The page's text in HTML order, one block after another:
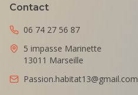
Contact
06 74 27 56 87
5 impasse Marinette
13011 Marseille
Passion.habitat13@gmail.com